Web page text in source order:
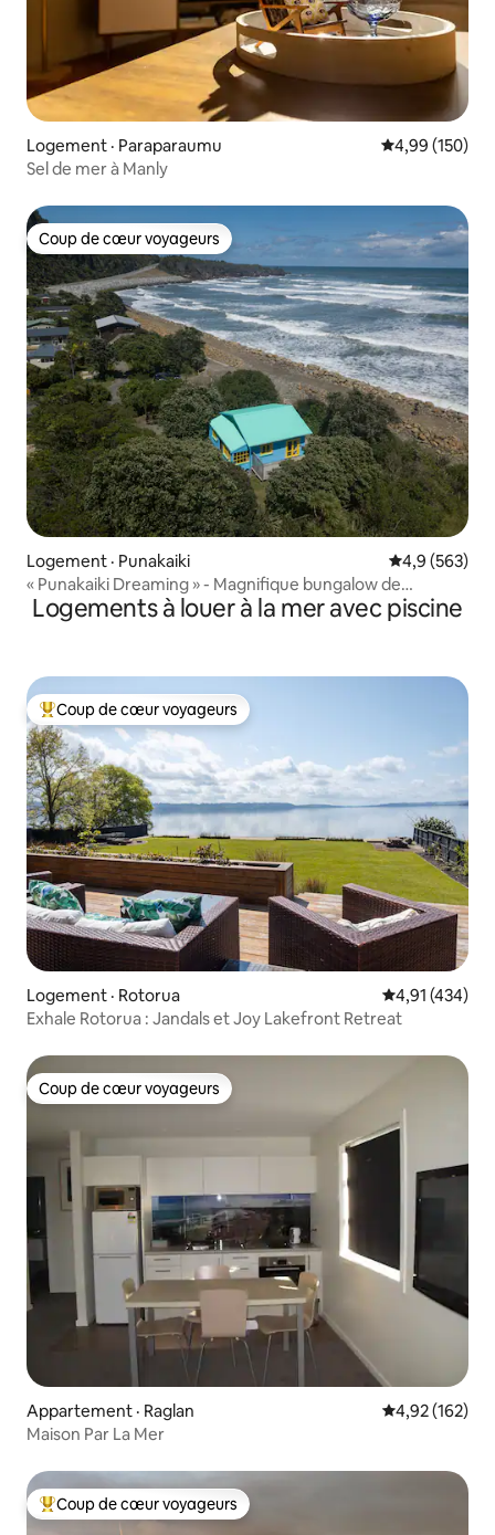
Logement · Paraparaumu Note
4,99 (150)
Sel de mer à Manly
Coup de cœur voyageurs
Coup de cœur voyageurs
Logement · Punakaiki Note
4,9 (563)
« Punakaiki Dreaming » - Magnifique bungalow de
caractère
Logements à louer à la mer avec piscine
Coup de cœur voyageurs parmi les plus aimés
Coup de cœur voyageurs
Logement · Rotorua Note
4,91 (434)
Exhale Rotorua : Jandals et Joy Lakefront Retreat
Coup de cœur voyageurs
Coup de cœur voyageurs
Appartement · Raglan Note
4,92 (162)
Maison Par La Mer
Coup de cœur voyageurs parmi les plus aimés
Coup de cœur voyageurs